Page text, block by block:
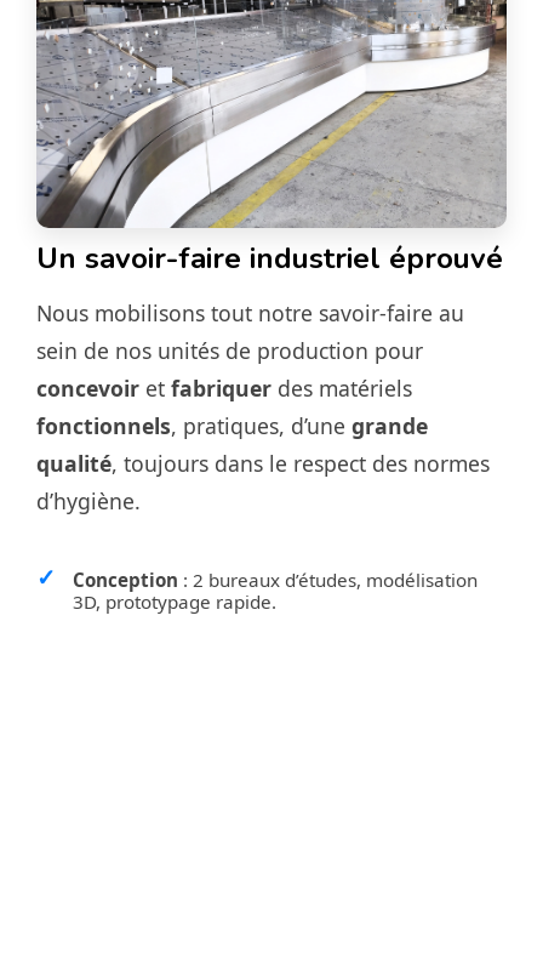
Un savoir-faire industriel éprouvé
Nous mobilisons tout notre savoir-faire au
sein de nos unités de production pour
concevoir et fabriquer des matériels
fonctionnels, pratiques, d’une grande
qualité, toujours dans le respect des normes
d’hygiène​.
Conception : 2 bureaux d’études, modélisation
3D, prototypage rapide. ​